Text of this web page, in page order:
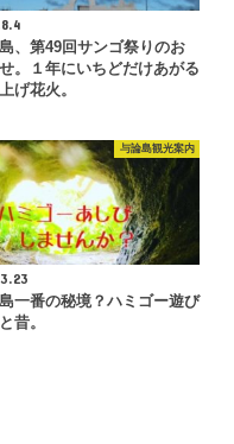
、第49回サンゴ祭りのお
。１年にいちどだけあがる
げ花火。
与論島観光案内
一番の秘境？ハミゴー遊び
昔。